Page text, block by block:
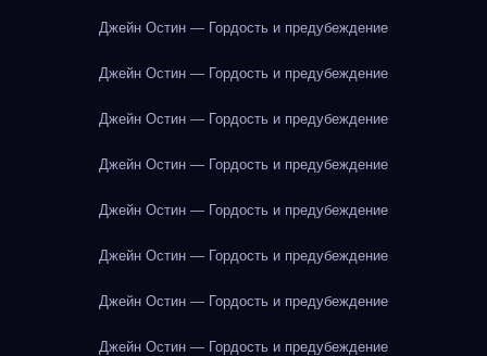
Джейн Остин — Гордость и предубеждение
Джейн Остин — Гордость и предубеждение
Джейн Остин — Гордость и предубеждение
Джейн Остин — Гордость и предубеждение
Джейн Остин — Гордость и предубеждение
Джейн Остин — Гордость и предубеждение
Джейн Остин — Гордость и предубеждение
Джейн Остин — Гордость и предубеждение